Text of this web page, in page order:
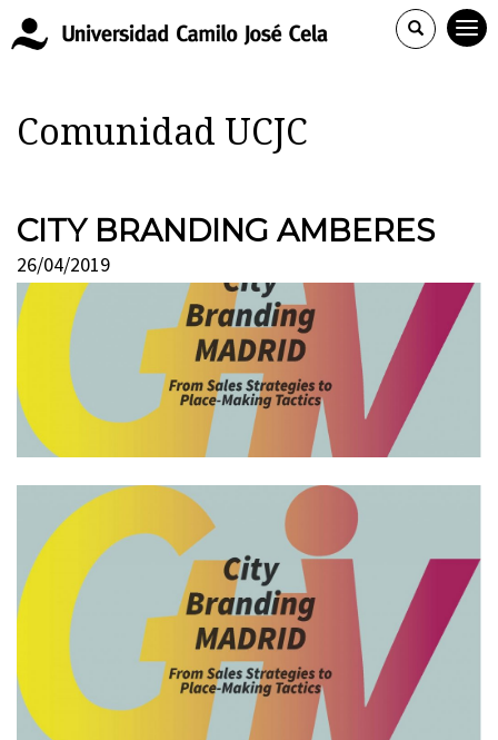
Comunidad UCJC
CITY BRANDING AMBERES
26/04/2019